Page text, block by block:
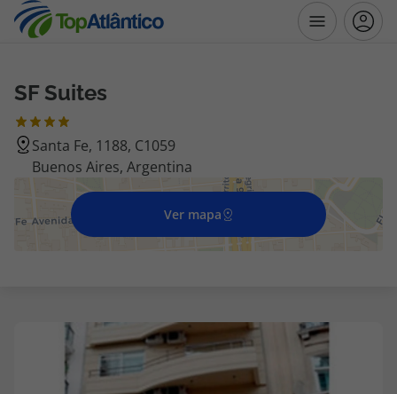
Destinos
Voos
Hotéis
Voos + Hotel
Disneyland ® Paris
Escapadinhas
SF Suites
Santa Fe, 1188, C1059
Buenos Aires, Argentina
Ver mapa